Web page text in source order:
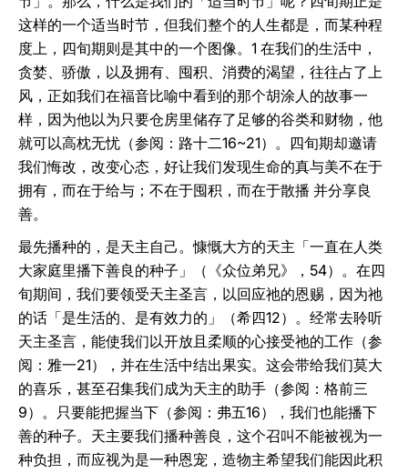
这样的一个适当时节，但我们整个的人生都是，而某种程
度上，四旬期则是其中的一个图像。1 在我们的生活中，
贪婪、骄傲，以及拥有、囤积、消费的渴望，往往占了上
风，正如我们在福音比喻中看到的那个胡涂人的故事一
样，因为他以为只要仓房里储存了足够的谷类和财物，他
就可以高枕无忧（参阅：路十二16~21）。四旬期却邀请
我们悔改，改变心态，好让我们发现生命的真与美不在于
拥有，而在于给与；不在于囤积，而在于散播 并分享良
善。
最先播种的，是天主自己。慷慨大方的天主「一直在人类
大家庭里播下善良的种子」（《众位弟兄》，54）。在四
旬期间，我们要领受天主圣言，以回应祂的恩赐，因为祂
的话「是生活的、是有效力的」（希四12）。经常去聆听
天主圣言，能使我们以开放且柔顺的心接受祂的工作（参
阅：雅一21），并在生活中结出果实。这会带给我们莫大
的喜乐，甚至召集我们成为天主的助手（参阅：格前三
9）。只要能把握当下（参阅：弗五16），我们也能播下
善的种子。天主要我们播种善良，这个召叫不能被视为一
种负担，而应视为是一种恩宠，造物主希望我们能因此积